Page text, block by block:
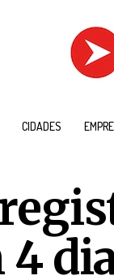
CIDADES
4